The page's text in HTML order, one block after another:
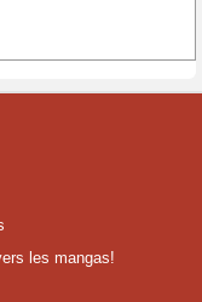
les mangas!